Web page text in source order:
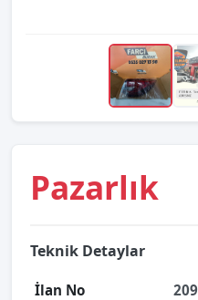
Pazarlık
Teknik Detaylar
İlan No